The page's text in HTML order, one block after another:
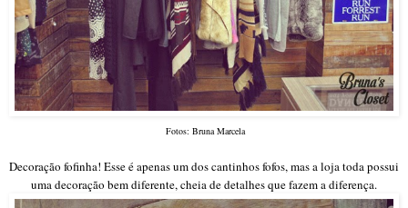
Fotos: Bruna Marcela
Decoração fofinha! Esse é apenas um dos cantinhos fofos, mas a loja toda possui
uma decoração bem diferente, cheia de detalhes que fazem a diferença.